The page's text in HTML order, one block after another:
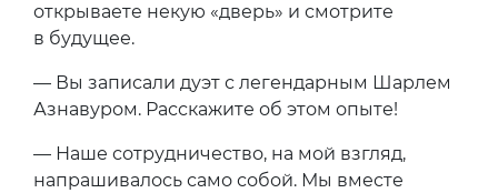
открываете некую «дверь» и смотрите
в будущее.
— Вы записали дуэт с легендарным Шарлем
Азнавуром. Расскажите об этом опыте!
— Наше сотрудничество, на мой взгляд,
напрашивалось само собой. Мы вместе